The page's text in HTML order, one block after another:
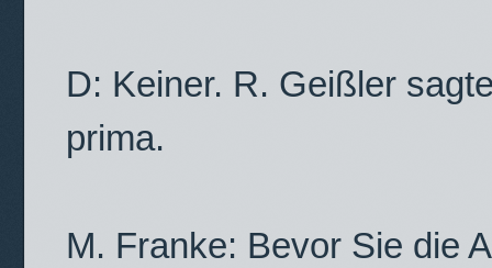
D: Keiner. R. Geißler
prima.
M. Franke: Bevor Sie die